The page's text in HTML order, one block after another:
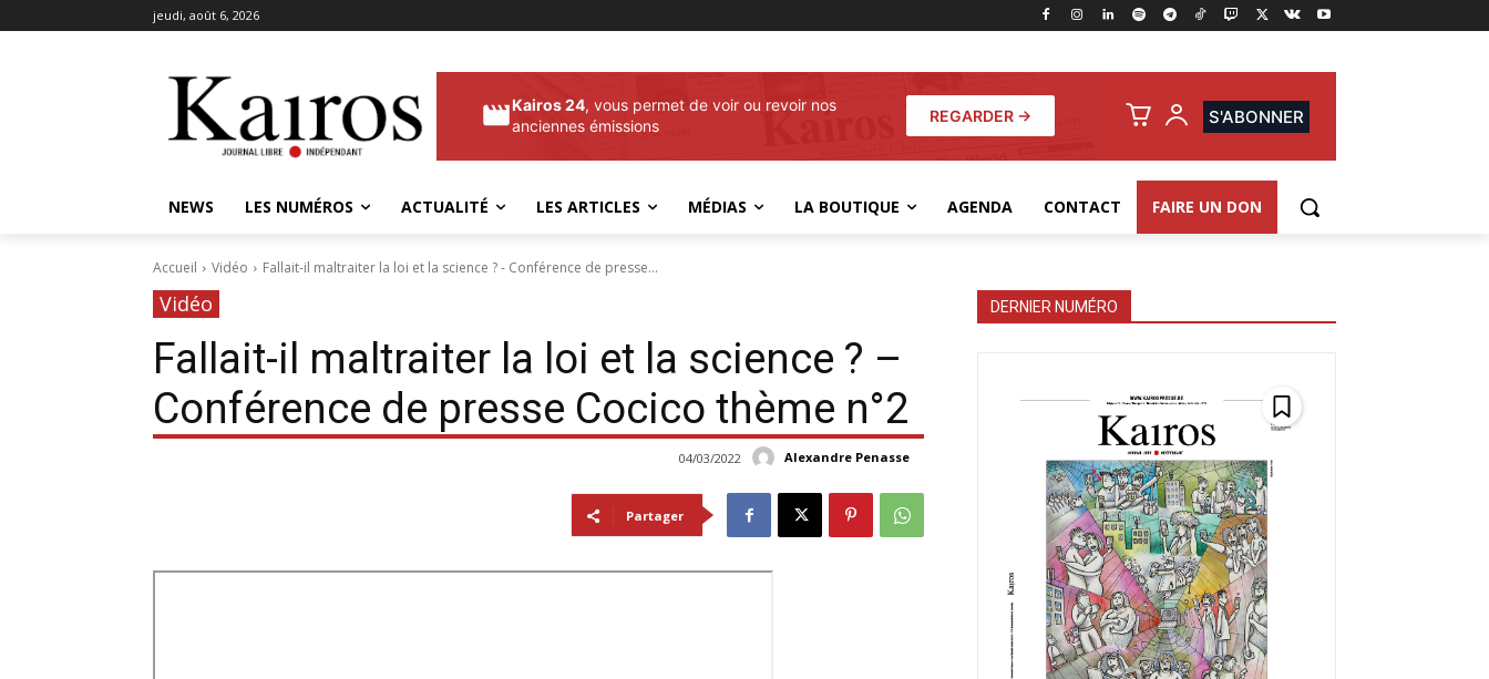
jeudi, août 6, 2026
Kairos 24, vous permet de voir ou revoir nos
anciennes émissions
REGARDER → S'ABONNER
NEWS LES NUMÉROS ACTUALITÉ LES ARTICLES MÉDIAS LA BOUTIQUE AGENDA CONTACT FAIRE UN DON
Accueil Vidéo Fallait-il maltraiter la loi et la science ? - Conférence de presse...
Vidéo
Fallait-il maltraiter la loi et la science ? –
Conférence de presse Cocico thème n°2
Alexandre Penasse
04/03/2022
Partager
DERNIER NUMÉRO